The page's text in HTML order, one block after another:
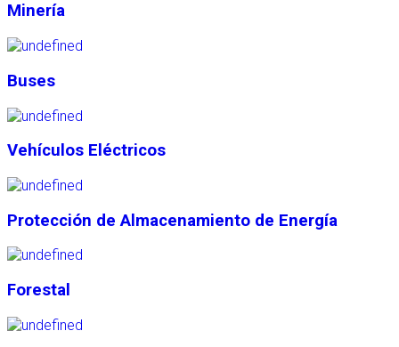
Minería
Buses
Vehículos Eléctricos
Protección de Almacenamiento de Energía
Forestal